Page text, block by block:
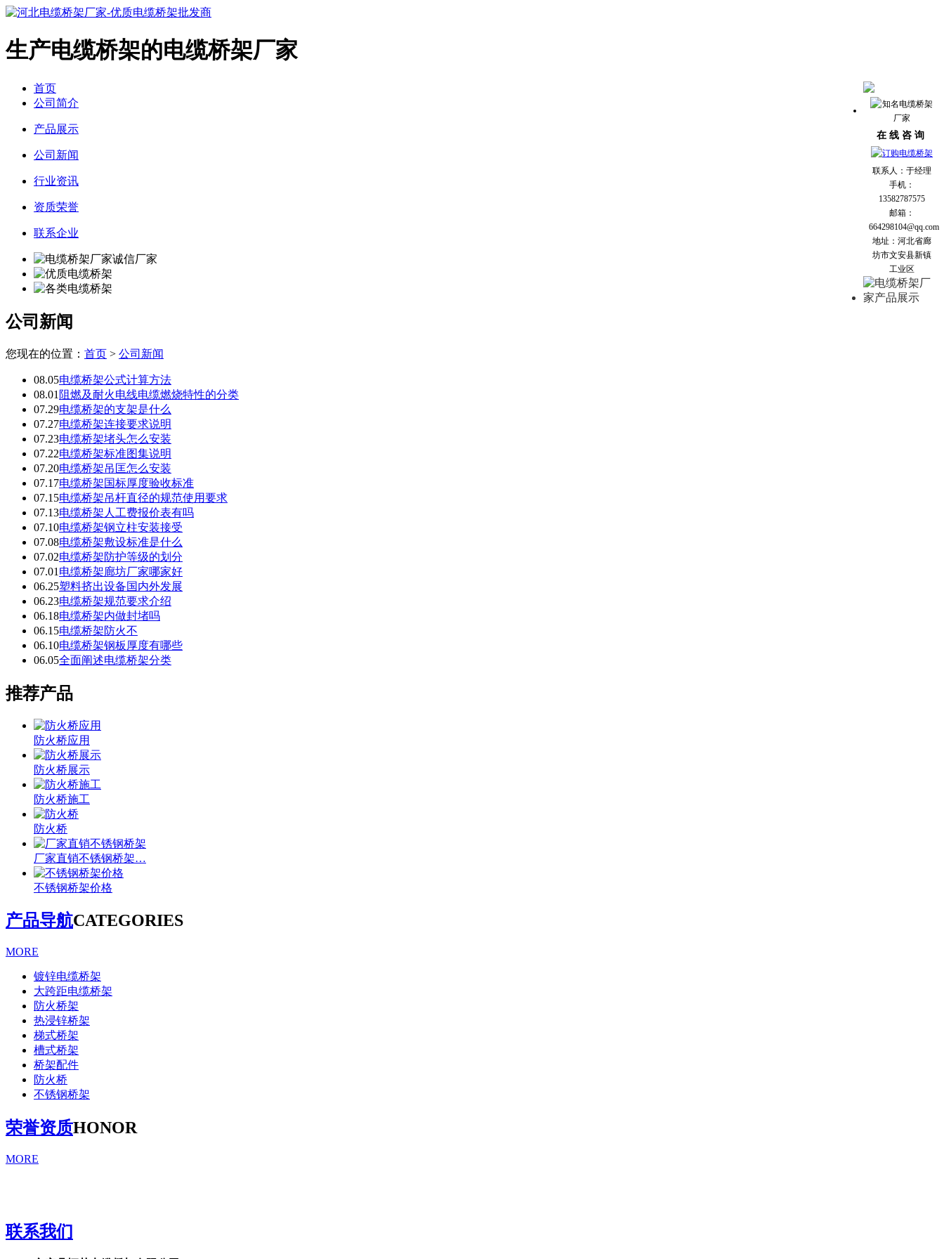
生产电缆桥架的电缆桥架厂家
首页
公司简介
产品展示
公司新闻
行业资讯
资质荣誉
联系企业
公司新闻
您现在的位置： 首页 > 公司新闻
08.05电缆桥架公式计算方法
08.01 阻燃及耐火电线电缆燃烧特性的分类
07.29电缆桥架的支架是什么
07.27电缆桥架连接要求说明
07.23电缆桥架堵头怎么安装
07.22电缆桥架标准图集说明
07.20电缆桥架吊匡怎么安装
07.17电缆桥架国标厚度验收标准
07.15电缆桥架吊杆直径的规范使用要求
07.13电缆桥架人工费报价表有吗
07.10电缆桥架钢立柱安装接受
07.08电缆桥架敷设标准是什么
07.02电缆桥架防护等级的划分
07.01 电缆桥架廊坊厂家哪家好
06.25塑料挤出设备国内外发展
06.23电缆桥架规范要求介绍
06.18电缆桥架内做封堵吗
06.15电缆桥架防火不
06.10电缆桥架钢板厚度有哪些
06.05全面阐述电缆桥架分类
推荐产品
防火桥应用
防火桥展示
防火桥施工
防火桥
厂家直销不锈钢桥架…
不锈钢桥架价格
产品导航CATEGORIES
MORE
镀锌电缆桥架
大跨距电缆桥架
防火桥架
热浸锌桥架
梯式桥架
槽式桥架
桥架配件
防火桥
不锈钢桥架
荣誉资质HONOR
MORE
联系我们
在 线 咨 询
联系人：于经理
手机：
13582787575
邮箱：
664298104@qq.com
地址：河北省廊
坊市文安县新镇
工业区